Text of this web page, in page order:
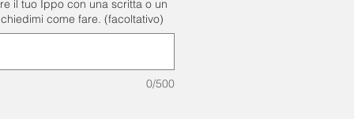
il tuo Ippo con una scritta o un
come fare. (facoltativo)
0/500